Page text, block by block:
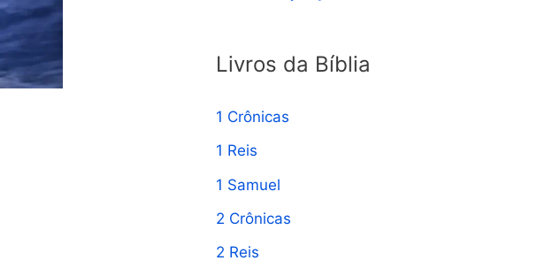
Livros da Bíblia
1 Crônicas
1 Reis
1 Samuel
2 Crônicas
2 Reis